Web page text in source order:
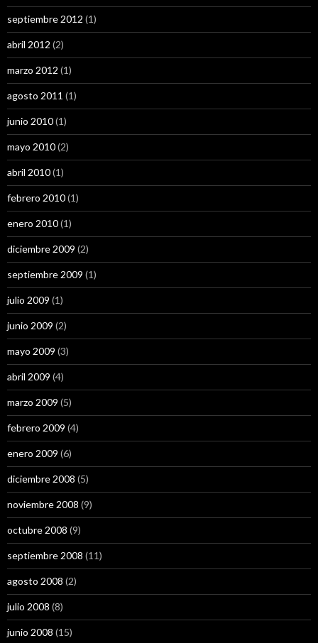
septiembre 2012 (1)
abril 2012 (2)
marzo 2012 (1)
agosto 2011 (1)
junio 2010(1)
mayo 2010(2)
abril 2010(1)
febrero 2010(1)
enero 2010(1)
diciembre 2009 (2)
septiembre 2009 (1)
julio 2009 (1)
junio 2009 (2)
mayo 2009 (3)
abril 2009 (4)
marzo 2009 (5)
febrero 2009 (4)
enero 2009 (6)
diciembre 2008 (5)
noviembre 2008 (9)
octubre 2008 (9)
septiembre 2008 (11)
agosto 2008 (2)
julio 2008 (8)
junio 2008 (15)